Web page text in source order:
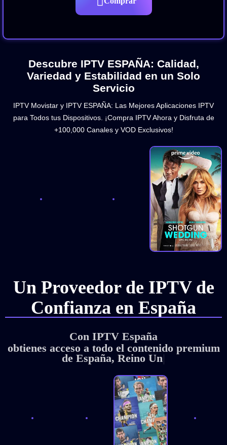
Descubre IPTV ESPAÑA: Calidad,
Variedad y Estabilidad en un Solo
Servicio
IPTV Movistar y IPTV ESPAÑA: Las Mejores Aplicaciones IPTV
para Todos tus Dispositivos. ¡Compra IPTV Ahora y Disfruta de
+100,000 Canales y VOD Exclusivos!
Un Proveedor de IPTV de
Confianza en España
Con IPTV España
obtienes acceso a todo el contenido premium
de España, Reino Unido y Estad